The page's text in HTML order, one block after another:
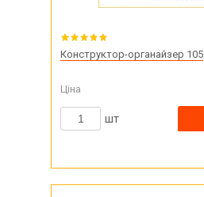
Конструктор-органайзер 105
Ціна
шт